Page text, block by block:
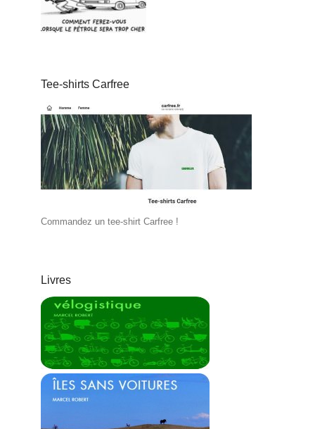
Tee-shirts Carfree
Commandez un tee-shirt Carfree !
Livres